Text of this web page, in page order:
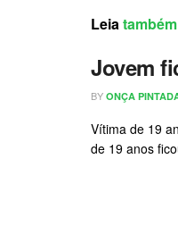
Leiatambém
Jovem
BY ONÇA
Vítima de 19
de 19 anos